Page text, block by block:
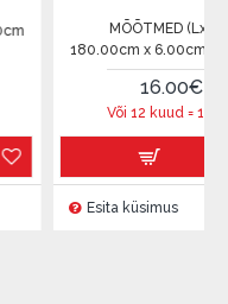
MÕÕTMED (LxSxK)
180.00cm x 6.00cm x 6.00cm
16.00€
Või 12 kuud = 1.33€
Esita küsimus